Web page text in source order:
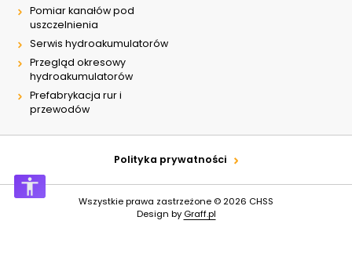
Pomiar kanałów pod
uszczelnienia
Serwis hydroakumulatorów
Przegląd okresowy
hydroakumulatorów
Prefabrykacja rur i
przewodów
Polityka prywatności
Wszystkie prawa zastrzeżone © 2026 CHSS
Design by Graff.pl